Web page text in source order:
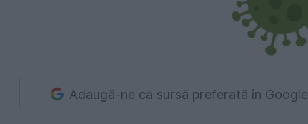
Adaugă-ne ca sursă preferată în Google